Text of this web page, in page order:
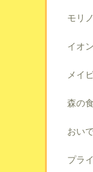
モリ
イオ
メイ
森の
おい
プラ